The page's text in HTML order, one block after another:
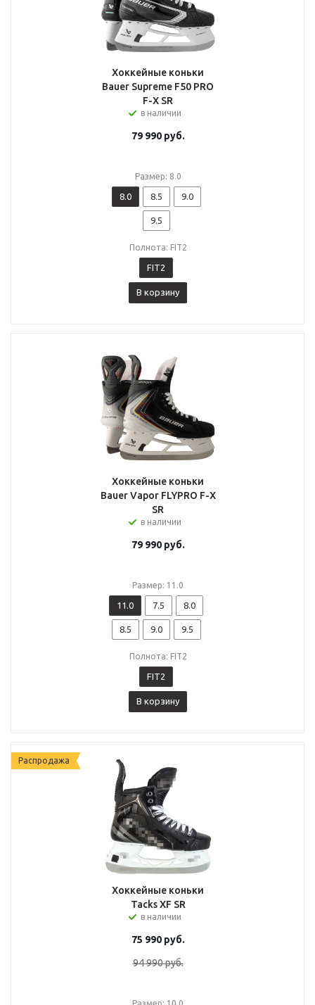
Хоккейные коньки
Bauer Supreme F50 PRO
F-X SR
в наличии
79 990руб.
Размер: 8.0
8.0 8.5 9.0
9.5
Полнота: FIT2
FIT2
В корзину
Хоккейные коньки
Bauer Vapor FLYPRO F-X
SR
в наличии
79 990руб.
Размер: 11.0
11.0 7.5 8.0
8.5 9.0 9.5
Полнота: FIT2
FIT2
В корзину
Распродажа
Хоккейные коньки
Tacks XF SR
в наличии
75 990руб.
94 990руб.